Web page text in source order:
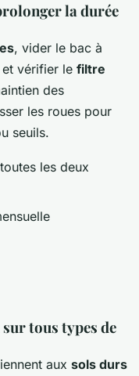
la durée
, vider le bac à
et vérifier le filtre
des
les roues pour
seuils.
les deux
tous types de
aux sols durs